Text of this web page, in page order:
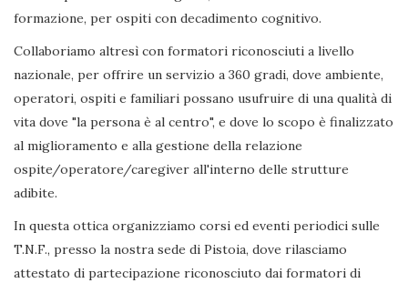
formazione, per ospiti con decadimento cognitivo.
Collaboriamo altresì con formatori riconosciuti a livello
nazionale, per offrire un servizio a 360 gradi, dove ambiente,
operatori, ospiti e familiari possano usufruire di una qualità di
vita dove "la persona è al centro", e dove lo scopo è finalizzato
al miglioramento e alla gestione della relazione
ospite/operatore/caregiver all'interno delle strutture
adibite.
In questa ottica organizziamo corsi ed eventi periodici sulle
T.N.F., presso la nostra sede di Pistoia, dove rilasciamo
attestato di partecipazione riconosciuto dai formatori di